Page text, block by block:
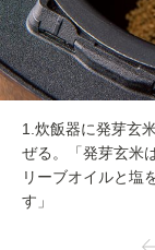
1.炊飯器に発芽玄
ぜる。「発芽玄米
リーブオイルと塩
す」